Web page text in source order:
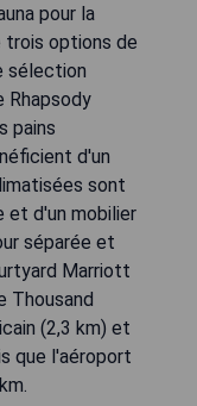
pour la
options de
sélection
Rhapsody
pains
d'un
sont
et d'un mobilier
séparée et
Marriott
Thousand
(2,3 km) et
que l'aéroport